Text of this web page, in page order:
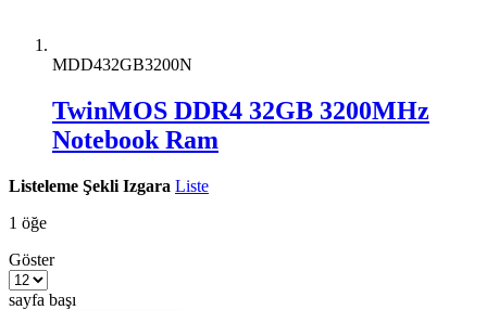
MDD432GB3200N
TwinMOS DDR4 32GB 3200MHz
Notebook Ram
Listeleme Şekli Izgara Liste
1 öğe
Göster
sayfa başı